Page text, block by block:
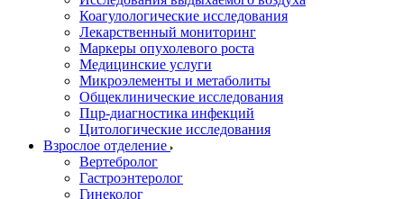
Коагулологические исследования
Лекарственный мониторинг
Маркеры опухолевого роста
Медицинские услуги
Микроэлементы и метаболиты
Общеклинические исследования
Пцр-диагностика инфекций
Цитологические исследования
Взрослое отделение
Вертебролог
Гастроэнтеролог
Гинеколог